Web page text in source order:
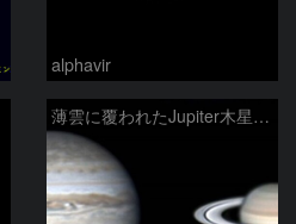
alphavir
薄雲に覆われたJupiter木星 Saturn土星 8/19